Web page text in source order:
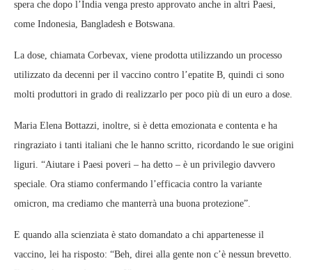
spera che dopo l’India venga presto approvato anche in altri Paesi,
come Indonesia, Bangladesh e Botswana.
La dose, chiamata Corbevax, viene prodotta utilizzando un processo
utilizzato da decenni per il vaccino contro l’epatite B, quindi ci sono
molti produttori in grado di realizzarlo per poco più di un euro a dose.
Maria Elena Bottazzi, inoltre, si è detta emozionata e contenta e ha
ringraziato i tanti italiani che le hanno scritto, ricordando le sue origini
liguri. “Aiutare i Paesi poveri – ha detto – è un privilegio davvero
speciale. Ora stiamo confermando l’efficacia contro la variante
omicron, ma crediamo che manterrà una buona protezione”.
E quando alla scienziata è stato domandato a chi appartenesse il
vaccino, lei ha risposto: “Beh, direi alla gente non c’è nessun brevetto.